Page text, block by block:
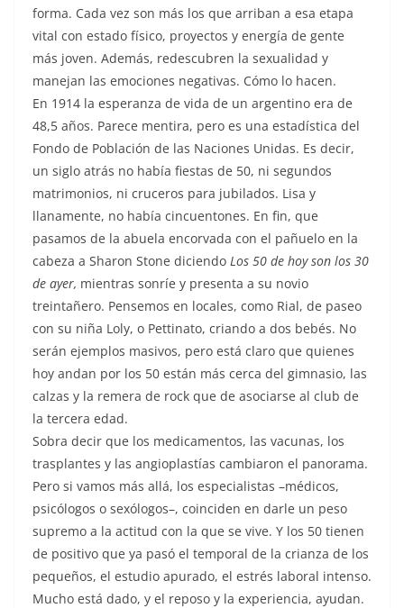
forma. Cada vez son más los que arriban a esa etapa
vital con estado físico, proyectos y energía de gente
más joven. Además, redescubren la sexualidad y
manejan las emociones negativas. Cómo lo hacen.
En 1914 la esperanza de vida de un argentino era de
48,5 años. Parece mentira, pero es una estadística del
Fondo de Población de las Naciones Unidas. Es decir,
un siglo atrás no había fiestas de 50, ni segundos
matrimonios, ni cruceros para jubilados. Lisa y
llanamente, no había cincuentones. En fin, que
pasamos de la abuela encorvada con el pañuelo en la
cabeza a Sharon Stone diciendo Los 50 de hoy son los 30
de ayer, mientras sonríe y presenta a su novio
treintañero. Pensemos en locales, como Rial, de paseo
con su niña Loly, o Pettinato, criando a dos bebés. No
serán ejemplos masivos, pero está claro que quienes
hoy andan por los 50 están más cerca del gimnasio, las
calzas y la remera de rock que de asociarse al club de
la tercera edad.
Sobra decir que los medicamentos, las vacunas, los
trasplantes y las angioplastías cambiaron el panorama.
Pero si vamos más allá, los especialistas –médicos,
psicólogos o sexólogos–, coinciden en darle un peso
supremo a la actitud con la que se vive. Y los 50 tienen
de positivo que ya pasó el temporal de la crianza de los
pequeños, el estudio apurado, el estrés laboral intenso.
Mucho está dado, y el reposo y la experiencia, ayudan.